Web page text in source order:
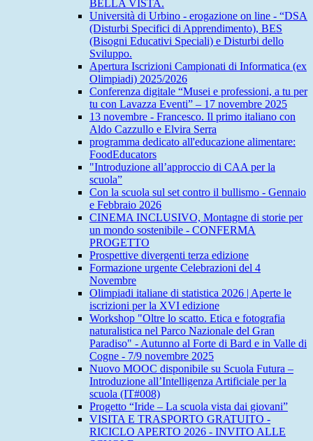
BELLA VISTA.
Università di Urbino - erogazione on line - “DSA
(Disturbi Specifici di Apprendimento), BES
(Bisogni Educativi Speciali) e Disturbi dello
Sviluppo.
Apertura Iscrizioni Campionati di Informatica (ex
Olimpiadi) 2025/2026
Conferenza digitale “Musei e professioni, a tu per
tu con Lavazza Eventi” – 17 novembre 2025
13 novembre - Francesco. Il primo italiano con
Aldo Cazzullo e Elvira Serra
programma dedicato all'educazione alimentare:
FoodEducators
"Introduzione all’approccio di CAA per la
scuola”
Con la scuola sul set contro il bullismo - Gennaio
e Febbraio 2026
CINEMA INCLUSIVO, Montagne di storie per
un mondo sostenibile - CONFERMA
PROGETTO
Prospettive divergenti terza edizione
Formazione urgente Celebrazioni del 4
Novembre
Olimpiadi italiane di statistica 2026 | Aperte le
iscrizioni per la XVI edizione
Workshop "Oltre lo scatto. Etica e fotografia
naturalistica nel Parco Nazionale del Gran
Paradiso" - Autunno al Forte di Bard e in Valle di
Cogne - 7/9 novembre 2025
Nuovo MOOC disponibile su Scuola Futura –
Introduzione all’Intelligenza Artificiale per la
scuola (IT#008)
Progetto “Iride – La scuola vista dai giovani”
VISITA E TRASPORTO GRATUITO -
RICICLO APERTO 2026 - INVITO ALLE